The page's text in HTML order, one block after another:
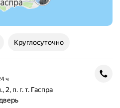
Круглосуточно
ч
ул., 2, п. г. т. Гаспра .
2, п. г. т. Гаспра